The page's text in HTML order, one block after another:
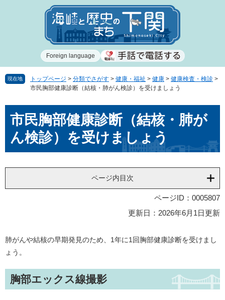
で
ば
Foreign language
現在地 トップページ > 分類でさがす > 健康・福祉 > 健康 > 健康検査・検診 >
市民胸部健康診断（結核・肺がん検診）を受けましょう
市民胸部健康診断（結核・肺が
ん検診）を受けましょう
ページ内目次
ページID：0005807
更新日：2026年6月1日更新
肺がんや結核の早期発見のため、1年に1回胸部健康診断を受けまし
ょう。
胸部エックス線撮影